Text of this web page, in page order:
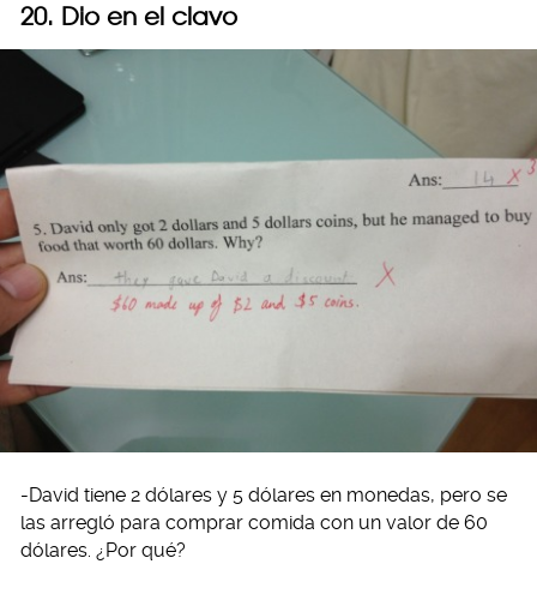
20. Dio en el clavo
-David tiene 2 dólares y 5 dólares en monedas, pero se
las arregló para comprar comida con un valor de 60
dólares. ¿Por qué?